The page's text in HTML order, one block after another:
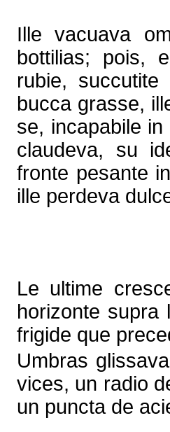
Ille vacuava
bottilias; pois,
rubie,
bucca grasse,
se, incapabile
claudeva, su
fronte pesante
ille perdeva
Le ultime
horizonte
frigide que
Umbras
vices, un radio
un puncta de